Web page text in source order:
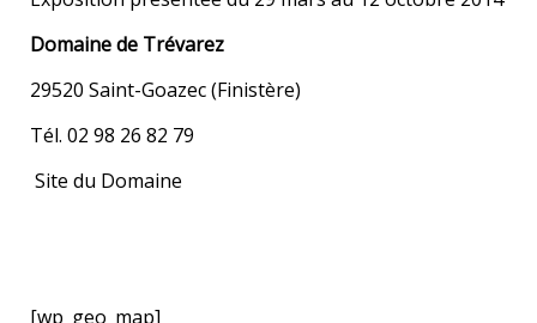
Domaine de Trévarez
29520 Saint-Goazec (Finistère)
Tél. 02 98 26 82 79
Site du Domaine
[wp_geo_map]